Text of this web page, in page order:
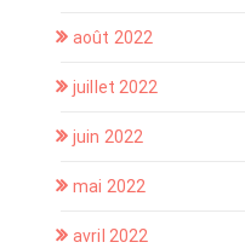
août 2022
juillet 2022
juin 2022
mai 2022
avril 2022